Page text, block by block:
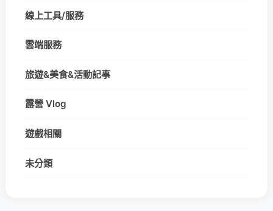
線上工具/服務
雲端服務
旅遊&美食&活動記事
露營 Vlog
遊戲相關
未分類